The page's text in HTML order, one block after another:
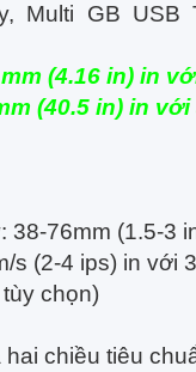
Multi GB USB
(4.16 in) in
(40.5 in) in
38-76mm (1.5-3
s (2-4 ips) in với
chọn)
chiều tiêu